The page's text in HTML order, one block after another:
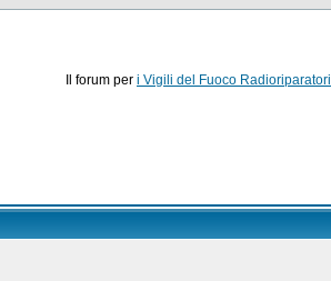
Il forum per i Vigili del Fuoco Radioriparatori